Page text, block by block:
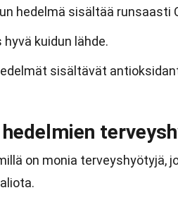
hedelmä sisältää runsaasti
kuidun lähde.
sisältävät
hedelmien
on monia terveyshyötyjä,